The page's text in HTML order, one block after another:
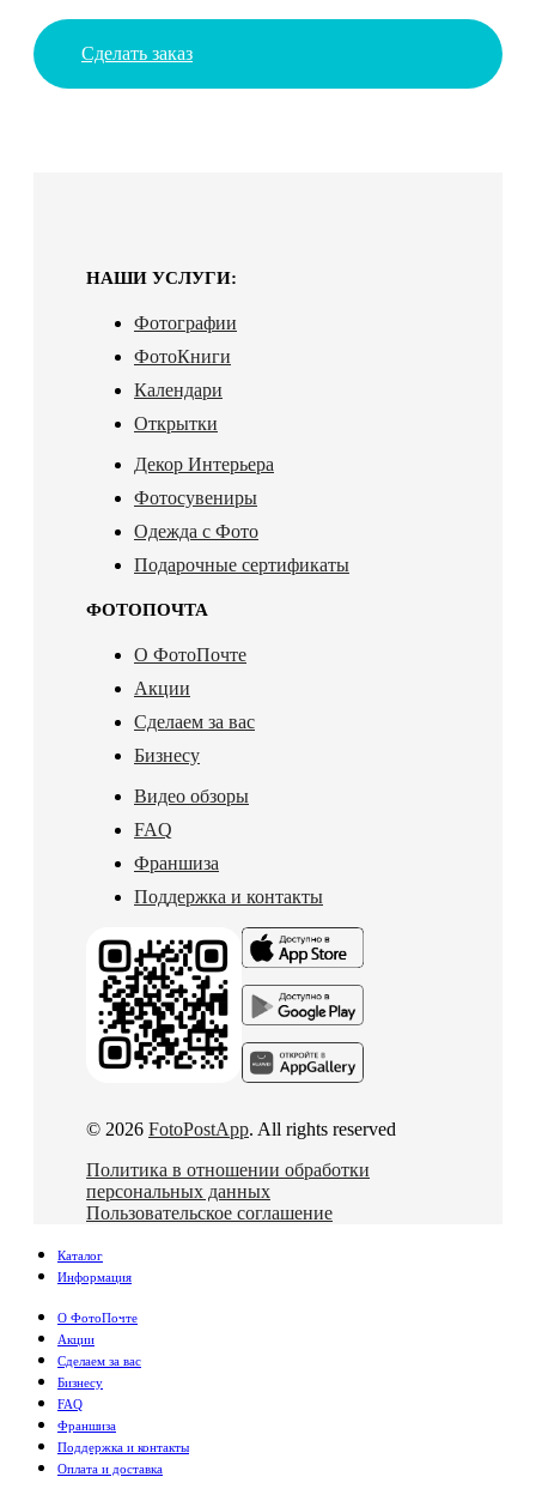
Сделать заказ
НАШИ УСЛУГИ:
Фотографии
ФотоКниги
Календари
Открытки
Декор Интерьера
Фотосувениры
Одежда с Фото
Подарочные сертификаты
ФОТОПОЧТА
О ФотоПочте
Акции
Сделаем за вас
Бизнесу
Видео обзоры
FAQ
Франшиза
Поддержка и контакты
© 2026 FotoPostApp. All rights reserved
Политика в отношении обработки
персональных данных
Пользовательское соглашение
Каталог
Информация
О ФотоПочте
Акции
Сделаем за вас
Бизнесу
FAQ
Франшиза
Поддержка и контакты
Оплата и доставка